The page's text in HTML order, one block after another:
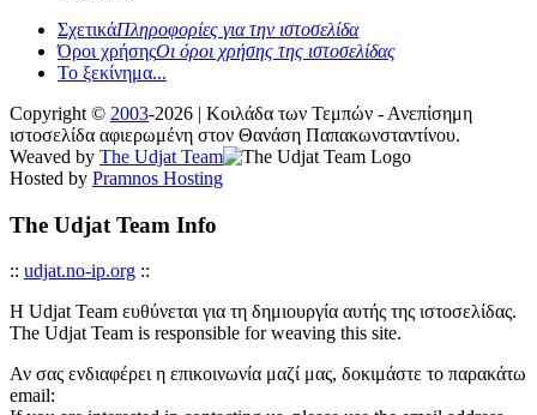
ΣχετικάΠληροφορίες για την ιστοσελίδα
Όροι χρήσηςΟι όροι χρήσης της ιστοσελίδας
Το ξεκίνημα...
Copyright © 2003-2026 | Κοιλάδα των Τεμπών - Ανεπίσημη
ιστοσελίδα αφιερωμένη στον Θανάση Παπακωνσταντίνου.
Weaved by The Udjat Team
Hosted by Pramnos Hosting
The Udjat Team Info
:: udjat.no-ip.org ::
Η Udjat Team ευθύνεται για τη δημιουργία αυτής της ιστοσελίδας.
The Udjat Team is responsible for weaving this site.
Αν σας ενδιαφέρει η επικοινωνία μαζί μας, δοκιμάστε το παρακάτω
email: